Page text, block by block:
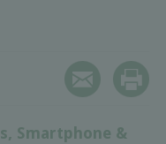
Smartphone &